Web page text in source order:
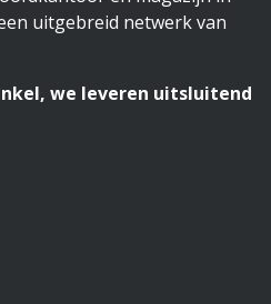
uitgebreid netwerk van
we leveren uitsluitend